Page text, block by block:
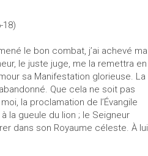
18)
le bon combat, j’ai achevé ma
le juste juge, me la remettra en
sa Manifestation glorieuse. La
Que cela ne soit pas
la proclamation de l’Évangile
la gueule du lion ; le Seigneur
dans son Royaume céleste. À lui